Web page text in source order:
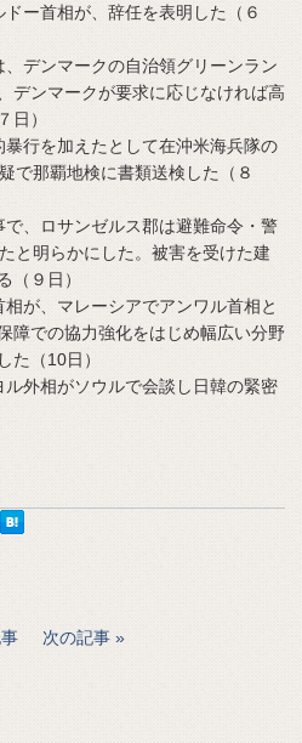
ー首相が、辞任を表明した（６
デンマークの自治領グリーンラン
デンマークが要求に応じなければ高
日）
行を加えたとして在沖米海兵隊の
で那覇地検に書類送検した（８
、ロサンゼルス郡は避難命令・警
と明らかにした。被害を受けた建
（９日）
が、マレーシアでアンワル首相と
障での協力強化をはじめ幅広い分野
た（10日）
外相がソウルで会談し日韓の緊密
次の記事